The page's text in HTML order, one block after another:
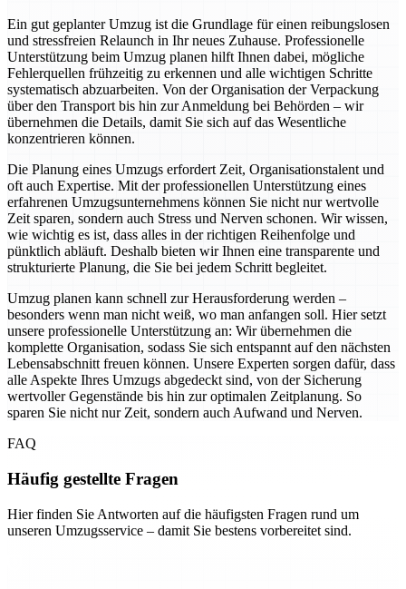
Ein gut geplanter Umzug ist die Grundlage für einen reibungslosen
und stressfreien Relaunch in Ihr neues Zuhause. Professionelle
Unterstützung beim Umzug planen hilft Ihnen dabei, mögliche
Fehlerquellen frühzeitig zu erkennen und alle wichtigen Schritte
systematisch abzuarbeiten. Von der Organisation der Verpackung
über den Transport bis hin zur Anmeldung bei Behörden – wir
übernehmen die Details, damit Sie sich auf das Wesentliche
konzentrieren können.
Die Planung eines Umzugs erfordert Zeit, Organisationstalent und
oft auch Expertise. Mit der professionellen Unterstützung eines
erfahrenen Umzugsunternehmens können Sie nicht nur wertvolle
Zeit sparen, sondern auch Stress und Nerven schonen. Wir wissen,
wie wichtig es ist, dass alles in der richtigen Reihenfolge und
pünktlich abläuft. Deshalb bieten wir Ihnen eine transparente und
strukturierte Planung, die Sie bei jedem Schritt begleitet.
Umzug planen kann schnell zur Herausforderung werden –
besonders wenn man nicht weiß, wo man anfangen soll. Hier setzt
unsere professionelle Unterstützung an: Wir übernehmen die
komplette Organisation, sodass Sie sich entspannt auf den nächsten
Lebensabschnitt freuen können. Unsere Experten sorgen dafür, dass
alle Aspekte Ihres Umzugs abgedeckt sind, von der Sicherung
wertvoller Gegenstände bis hin zur optimalen Zeitplanung. So
sparen Sie nicht nur Zeit, sondern auch Aufwand und Nerven.
FAQ
Häufig gestellte Fragen
Hier finden Sie Antworten auf die häufigsten Fragen rund um
unseren Umzugsservice – damit Sie bestens vorbereitet sind.